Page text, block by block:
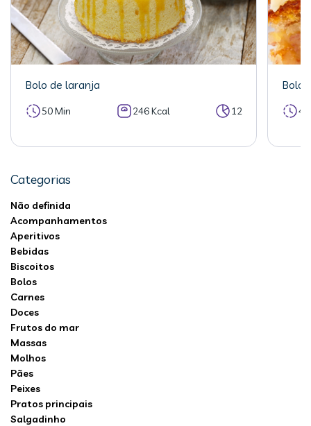
Bolo de laranja
50 Min 246 Kcal 12
Bolo
Categorias
Não definida
Acompanhamentos
Aperitivos
Bebidas
Biscoitos
Bolos
Carnes
Doces
Frutos do mar
Massas
Molhos
Pães
Peixes
Pratos principais
Salgadinho